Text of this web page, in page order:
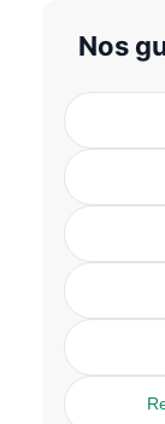
Nos